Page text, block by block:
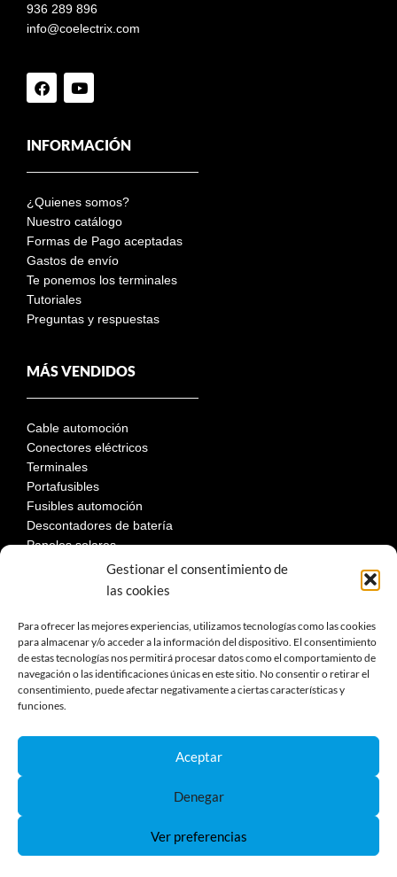
Gestionar el consentimiento de
las cookies
Para ofrecer las mejores experiencias, utilizamos tecnologías como las cookies
para almacenar y/o acceder a la información del dispositivo. El consentimiento
de estas tecnologías nos permitirá procesar datos como el comportamiento de
navegación o las identificaciones únicas en este sitio. No consentir o retirar el
consentimiento, puede afectar negativamente a ciertas características y
funciones.
Aceptar
Denegar
Ver preferencias
936 289 896
info@coelectrix.com
INFORMACIÓN
¿Quienes somos?
Nuestro catálogo
Formas de Pago aceptadas
Gastos de envío
Te ponemos los terminales
Tutoriales
Preguntas y respuestas
MÁS VENDIDOS
Cable automoción
Conectores eléctricos
Terminales
Portafusibles
Fusibles automoción
Descontadores de batería
Paneles solares
Aviso Legal
Política de privacidad
Política de cookies
Términos y condiciones de compra
Reclamaciones y desestimiento